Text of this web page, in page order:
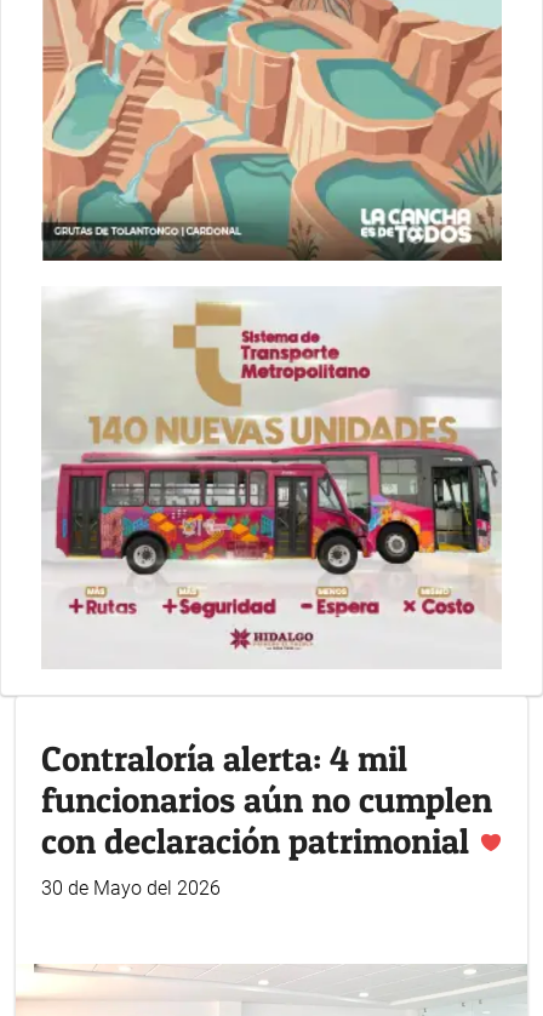
Contraloría alerta: 4 mil
funcionarios aún no cumplen
con declaración patrimonial
30 de Mayo del 2026